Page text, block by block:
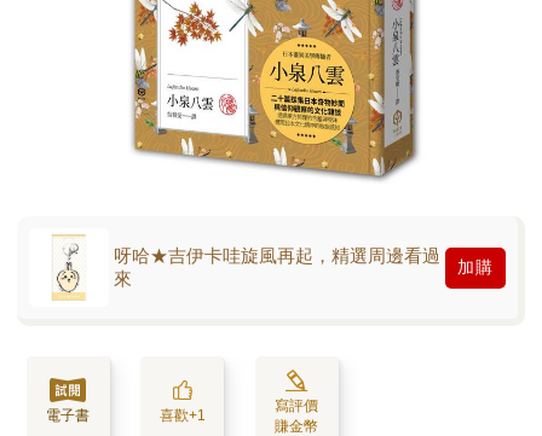
呀哈★吉伊卡哇旋風再起，精選周邊看過
來
加購
電子書 喜歡+1
寫評價
賺金幣